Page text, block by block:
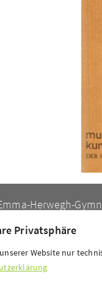
Privatsphäre
Website nur
Herwegh-
Remscheid